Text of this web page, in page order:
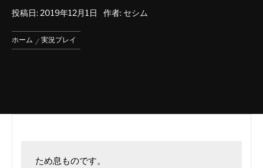
投稿日:2019年12月1日 作者: セシム
ホーム 実況プレイ
ため息ものです。